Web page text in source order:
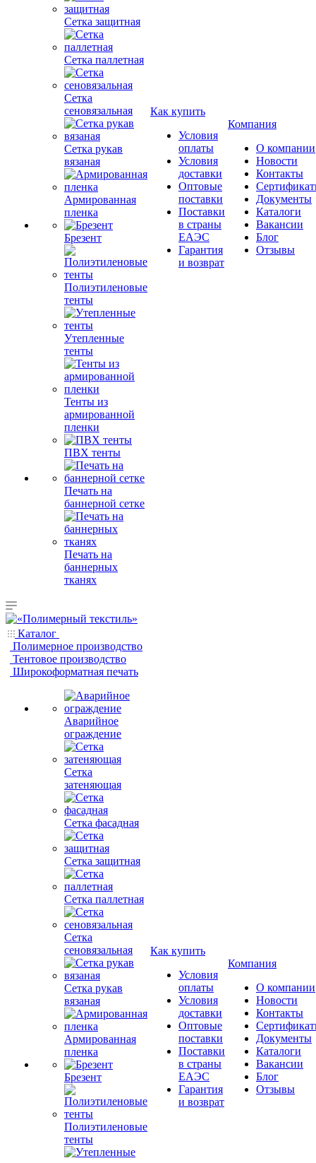
Сетка защитная
Сетка паллетная
Сетка
сеновязальная
Сетка рукав
вязаная
Армированная
пленка
Брезент
Полиэтиленовые
тенты
Утепленные
тенты
Тенты из
армированной
пленки
ПВХ тенты
Печать на
баннерной сетке
Печать на
баннерных
тканях
Как купить
Условия
оплаты
Условия
доставки
Оптовые
поставки
Поставки
в страны
ЕАЭС
Гарантия
и возврат
Компания
О компании
Новости
Контакты
Документы
Каталоги
Вакансии
Блог
Отзывы
Каталог
Полимерное производство
Тентовое производство
Широкоформатная печать
Аварийное
ограждение
Сетка
затеняющая
Сетка фасадная
Сетка защитная
Сетка паллетная
Сетка
сеновязальная
Сетка рукав
вязаная
Армированная
пленка
Брезент
Полиэтиленовые
тенты
Как купить
Условия
оплаты
Условия
доставки
Оптовые
поставки
Поставки
в страны
ЕАЭС
Гарантия
и возврат
Компания
О компании
Новости
Контакты
Документы
Каталоги
Вакансии
Блог
Отзывы